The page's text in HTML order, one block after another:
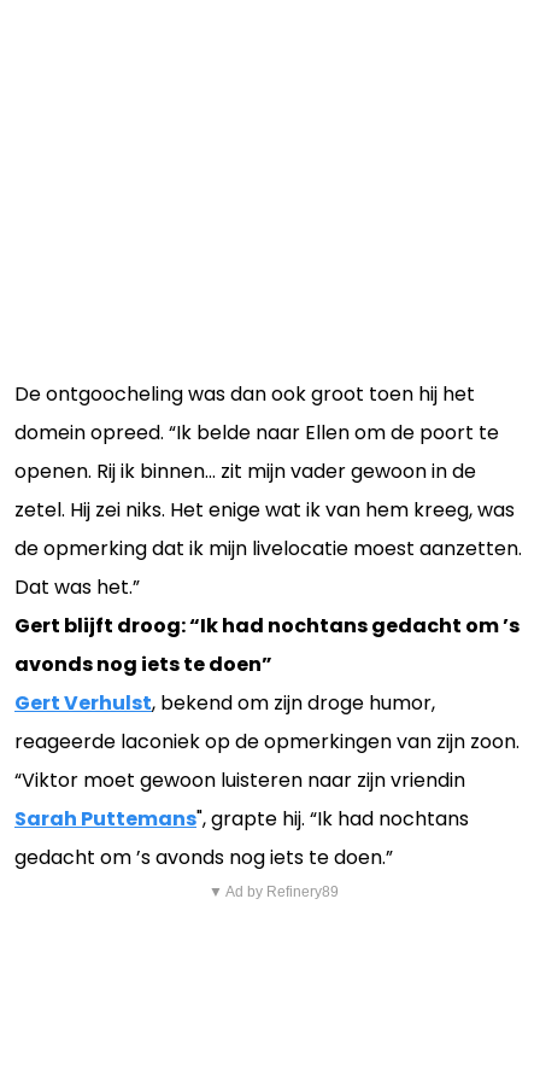
De ontgoocheling was dan ook groot toen hij het
domein opreed. “Ik belde naar Ellen om de poort te
openen. Rij ik binnen… zit mijn vader gewoon in de
zetel. Hij zei niks. Het enige wat ik van hem kreeg, was
de opmerking dat ik mijn livelocatie moest aanzetten.
Dat was het.”
Gert blijft droog: “Ik had nochtans gedacht om ’s
avonds nog iets te doen”
Gert Verhulst, bekend om zijn droge humor,
reageerde laconiek op de opmerkingen van zijn zoon.
“Viktor moet gewoon luisteren naar zijn vriendin
Sarah Puttemans", grapte hij. “Ik had nochtans
gedacht om ’s avonds nog iets te doen.”
▼ Ad by Refinery89